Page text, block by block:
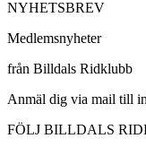
NYHETSBREV
Medlemsnyheter
från Billdals Ridklubb
Anmäl dig via mail till
FÖLJ BILLDALS